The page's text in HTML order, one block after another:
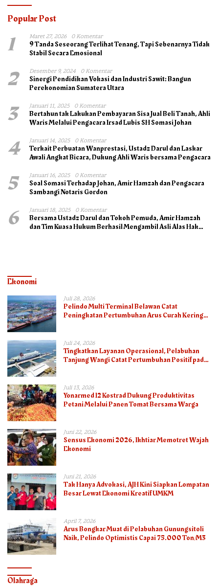
Popular Post
1 Maret 27, 2026 0 Komentar
9 Tanda Seseorang Terlihat Tenang, Tapi Sebenarnya Tidak
Stabil Secara Emosional
2 Desember 9, 2024 0 Komentar
Sinergi Pendidikan Vokasi dan Industri Sawit: Bangun
Perekonomian Sumatera Utara
3 Januari 11, 2025 0 Komentar
Bertahun tak Lakukan Pembayaran Sisa Jual Beli Tanah, Ahli
Waris Melalui Pengacara Irsad Lubis SH Somasi Johan
4 Januari 14, 2025 0 Komentar
Terkait Perbuatan Wanprestasi, Ustadz Darul dan Laskar
Awali Angkat Bicara, Dukung Ahli Waris bersama Pengacara
5 Januari 16, 2025 0 Komentar
Soal Somasi Terhadap Johan, Amir Hamzah dan Pengacara
Sambangi Notaris Gordon
6 Januari 18, 2025 0 Komentar
Bersama Ustadz Darul dan Tokoh Pemuda, Amir Hamzah
dan Tim Kuasa Hukum Berhasil Mengambil Asli Alas Hak
Ekonomi
Juli 28, 2026
Pelindo Multi Terminal Belawan Catat
Peningkatan Pertumbuhan Arus Curah Kering
Juli 24, 2026
Tingkatkan Layanan Operasional, Pelabuhan
Tanjung Wangi Catat Pertumbuhan Positif pada
Juli 13, 2026
Yonarmed 12 Kostrad Dukung Produktivitas
Petani Melalui Panen Tomat Bersama Warga
Juni 22, 2026
Sensus Ekonomi 2026, Ikhtiar Memotret Wajah
Ekonomi
Juni 21, 2026
Tak Hanya Advokasi, AJH Kini Siapkan Lompatan
Besar Lewat Ekonomi Kreatif UMKM
April 7, 2026
Arus Bongkar Muat di Pelabuhan Gunungsitoli
Naik, Pelindo Optimistis Capai 75.000 Ton/M3
Olahraga